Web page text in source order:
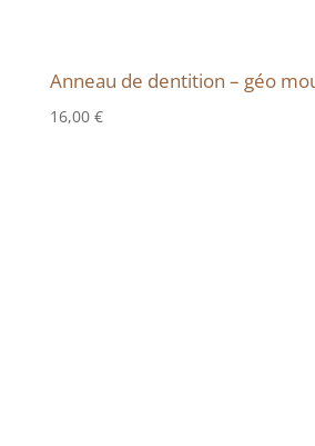
Anneau de dentition – géo
16,00 €